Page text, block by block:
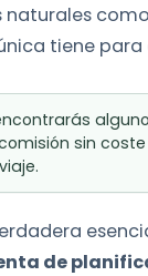
naturales
tiene para
sin
de